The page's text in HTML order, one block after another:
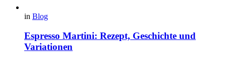
in Blog
Espresso Martini: Rezept, Geschichte und
Variationen